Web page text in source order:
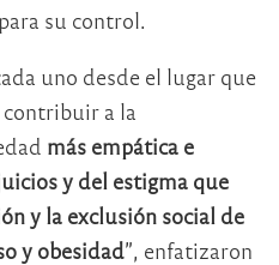
su control.
uno desde el lugar que
contribuir a la
más empática e
y del estigma que
y la exclusión social de
y obesidad”, enfatizaron